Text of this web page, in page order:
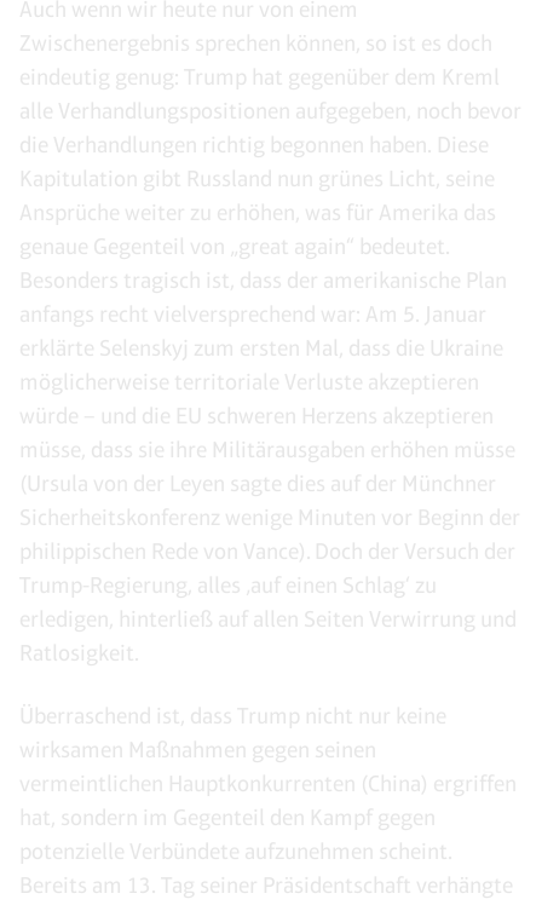
Auch wenn wir heute nur von einem
Zwischenergebnis sprechen können, so ist es doch
eindeutig genug: Trump hat gegenüber dem Kreml
alle Verhandlungspositionen aufgegeben, noch bevor
die Verhandlungen richtig begonnen haben. Diese
Kapitulation gibt Russland nun grünes Licht, seine
Ansprüche weiter zu erhöhen, was für Amerika das
genaue Gegenteil von „great again“ bedeutet.
Besonders tragisch ist, dass der amerikanische Plan
anfangs recht vielversprechend war: Am 5. Januar
erklärte Selenskyj zum ersten Mal, dass die Ukraine
möglicherweise territoriale Verluste akzeptieren
würde – und die EU schweren Herzens akzeptieren
müsse, dass sie ihre Militärausgaben erhöhen müsse
(Ursula von der Leyen sagte dies auf der Münchner
Sicherheitskonferenz wenige Minuten vor Beginn der
philippischen Rede von Vance). Doch der Versuch der
Trump-Regierung, alles ‚auf einen Schlag‘ zu
erledigen, hinterließ auf allen Seiten Verwirrung und
Ratlosigkeit.
Überraschend ist, dass Trump nicht nur keine
wirksamen Maßnahmen gegen seinen
vermeintlichen Hauptkonkurrenten (China) ergriffen
hat, sondern im Gegenteil den Kampf gegen
potenzielle Verbündete aufzunehmen scheint.
Bereits am 13. Tag seiner Präsidentschaft verhängte